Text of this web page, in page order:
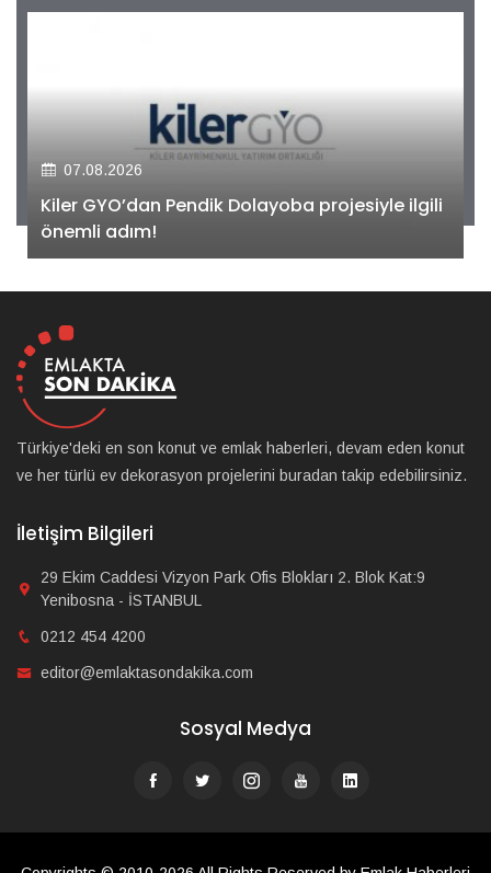
07.08.2026
Kiler GYO’dan Pendik Dolayoba projesiyle ilgili
önemli adım!
Türkiye'deki en son konut ve emlak haberleri, devam eden konut
ve her türlü ev dekorasyon projelerini buradan takip edebilirsiniz.
İletişim Bilgileri
29 Ekim Caddesi Vizyon Park Ofis Blokları 2. Blok Kat:9
Yenibosna - İSTANBUL
0212 454 4200
editor@emlaktasondakika.com
Sosyal Medya